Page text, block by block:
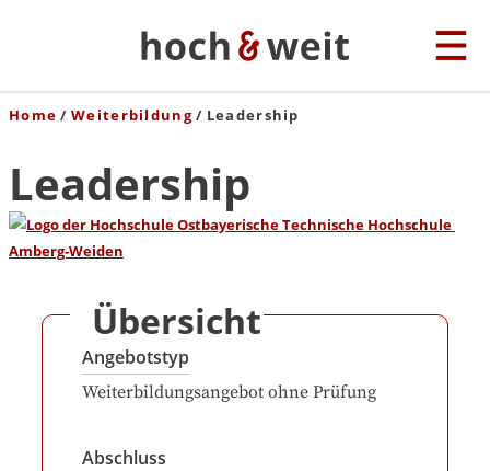
Home Weiterbildung Leadership
Leadership
Übersicht
Angebotstyp
Weiterbildungsangebot ohne Prüfung
Abschluss